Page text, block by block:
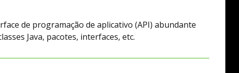
de programação de aplicativo (API) abundante
Java, pacotes, interfaces, etc.